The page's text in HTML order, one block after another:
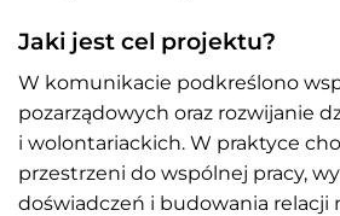
Jaki jest cel projektu?
W komunikacie podkreślono
pozarządowych oraz rozwijanie
i wolontariackich. W praktyce
przestrzeni do wspólnej pracy,
doświadczeń i budowania relacji